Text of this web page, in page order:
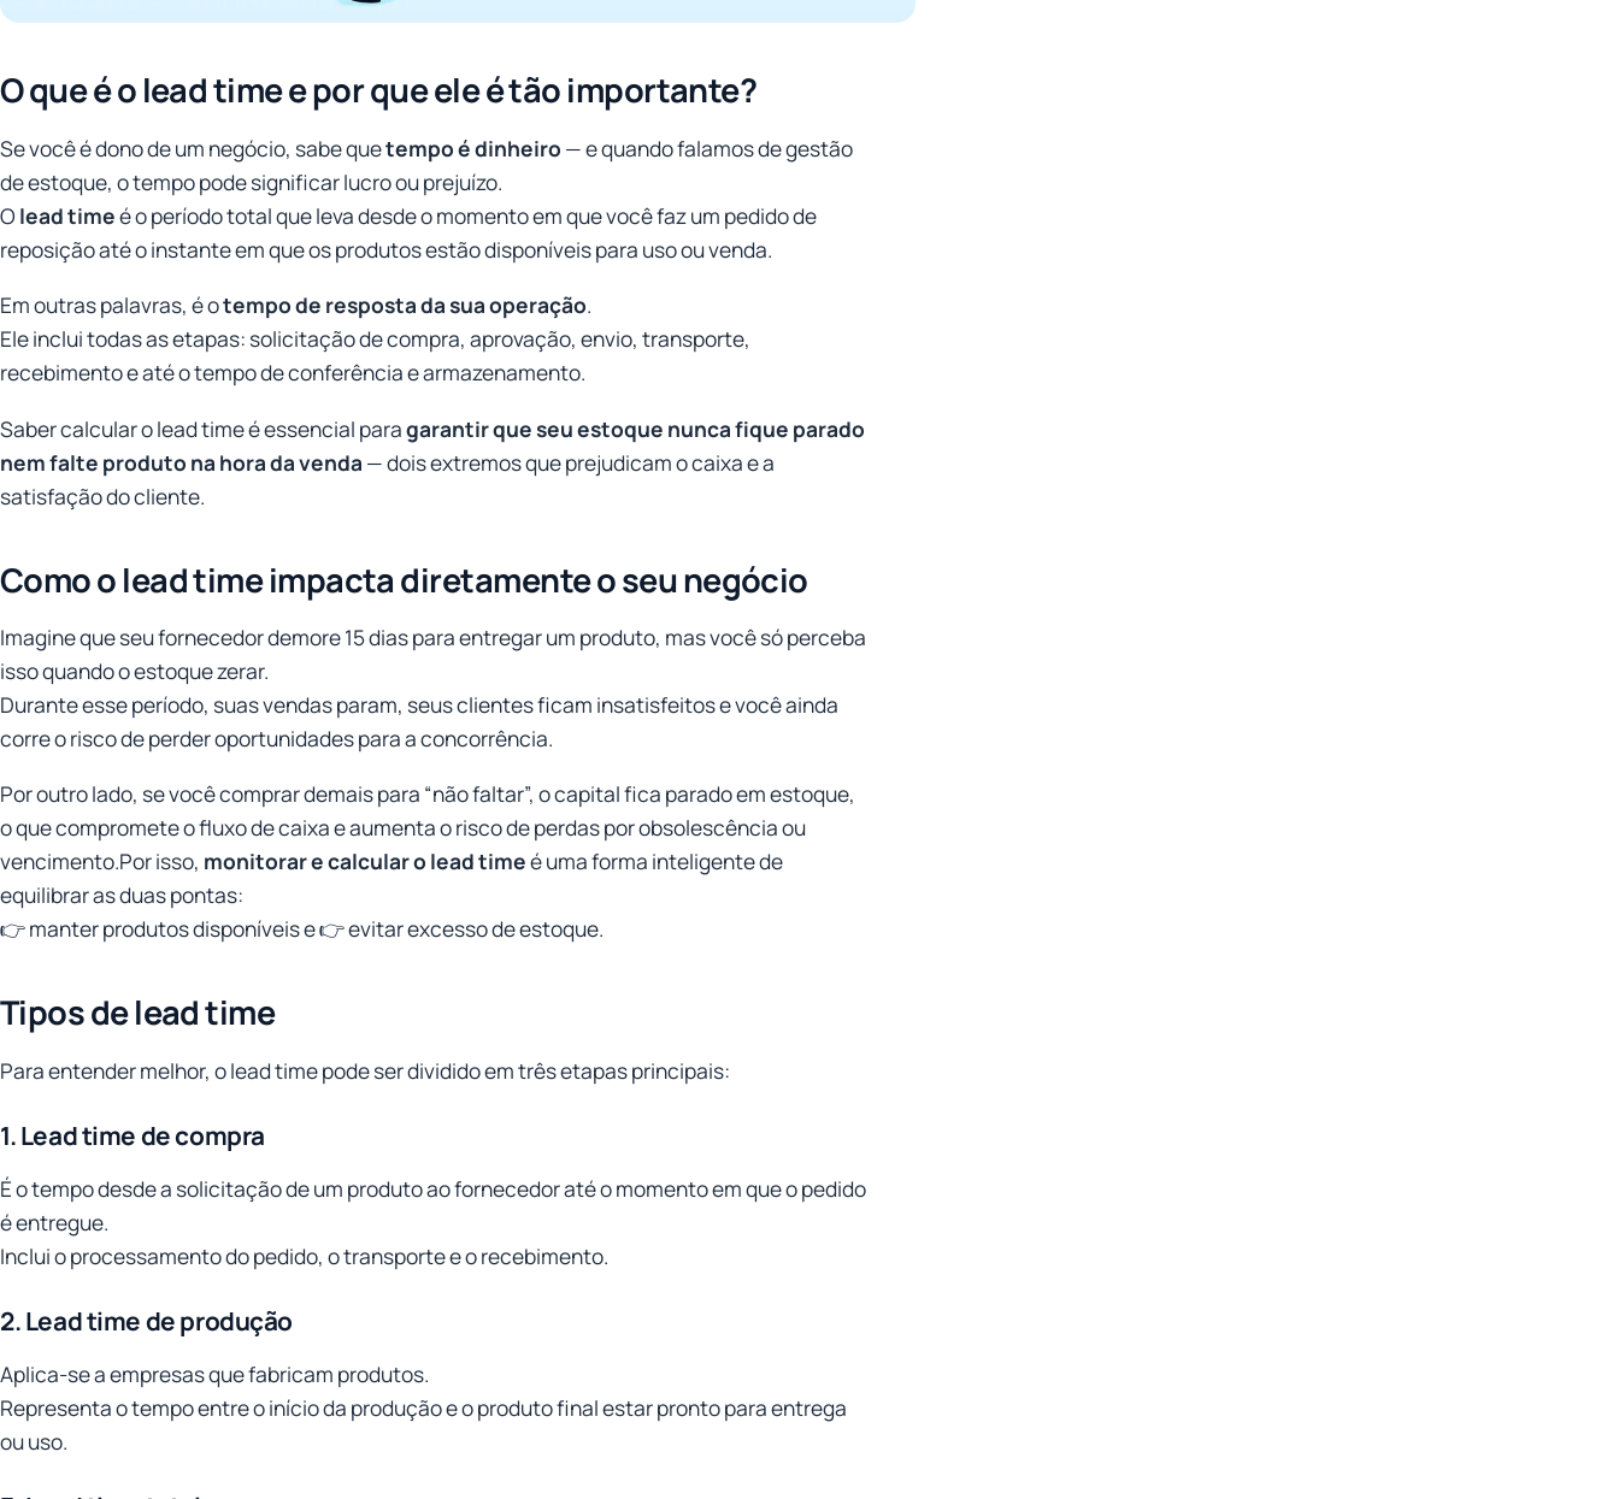
O que é o lead time e por que ele é tão importante?
Se você é dono de um negócio, sabe quetempo é dinheiro — e quando falamos de gestão
de estoque, o tempo pode significar lucro ou prejuízo.
O lead timeé o período total que leva desde o momento em que você faz um pedido de
reposição até o instante em que os produtos estão disponíveis para uso ou venda.
Em outras palavras, é otempo de resposta da sua operação.
Ele inclui todas as etapas: solicitação de compra, aprovação, envio, transporte,
recebimento e até o tempo de conferência e armazenamento.
Saber calcular o lead time é essencial paragarantir que seu estoque nunca fique parado
nem falte produto na hora da venda — dois extremos que prejudicam o caixa e a
satisfação do cliente.
Como o lead time impacta diretamente o seu negócio
Imagine que seu fornecedor demore 15 dias para entregar um produto, mas você só perceba
isso quando o estoque zerar.
Durante esse período, suas vendas param, seus clientes ficam insatisfeitos e você ainda
corre o risco de perder oportunidades para a concorrência.
Por outro lado, se você comprar demais para “não faltar”, o capital fica parado em estoque,
o que compromete o fluxo de caixa e aumenta o risco de perdas por obsolescência ou
vencimento.Por isso, monitorar e calcular o lead timeé uma forma inteligente de
equilibrar as duas pontas:
👉 manter produtos disponíveis e 👉 evitar excesso de estoque.
Tipos de lead time
Para entender melhor, o lead time pode ser dividido em três etapas principais:
1. Lead time de compra
É o tempo desde a solicitação de um produto ao fornecedor até o momento em que o pedido
é entregue.
Inclui o processamento do pedido, o transporte e o recebimento.
2. Lead time de produção
Aplica-se a empresas que fabricam produtos.
Representa o tempo entre o início da produção e o produto final estar pronto para entrega
ou uso.